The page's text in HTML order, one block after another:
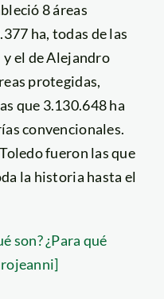
8 áreas
ha, todas de las
el de Alejandro
protegidas,
que 3.130.648 ha
convencionales.
fueron las que
la historia hasta el
son? ¿Para qué